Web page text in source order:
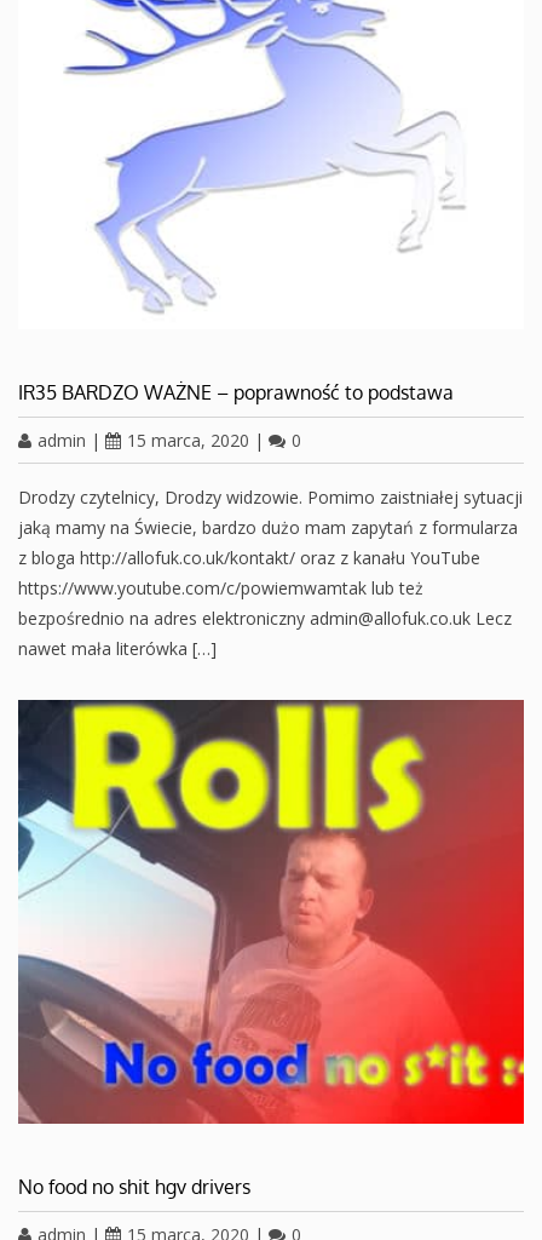
IR35 BARDZO WAŻNE – poprawność to podstawa
admin | 15 marca, 2020 | 0
Drodzy czytelnicy, Drodzy widzowie. Pomimo zaistniałej sytuacji
jaką mamy na Świecie, bardzo dużo mam zapytań z formularza
z bloga http://allofuk.co.uk/kontakt/ oraz z kanału YouTube
https://www.youtube.com/c/powiemwamtak lub też
bezpośrednio na adres elektroniczny admin@allofuk.co.uk Lecz
nawet mała literówka […]
No food no shit hgv drivers
admin | 15 marca, 2020 | 0